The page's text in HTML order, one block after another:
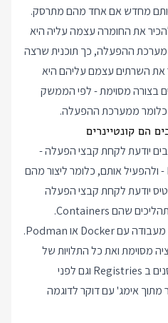
מחדש אם אחד מהם מתרסק.
את החומרה עצמה עליה היא
מערכת ההפעלה, כך תוכנית שרצה
את השרתים עצמם עליהם היא
בצורה מסוימת - לפי הממשק
כלומר ממערכת ההפעלה.
יודעת לקחת קבצי הפעלה -
לדוגמה ב Windows קבצי EXE - ולהפעיל אותם, כלומר ליצור מהם
יודעת לקחת קבצי הפעלה
אימג' הוא כל מה שאתם מכירים מעבודה עם Docker או Podman.
מסוימת ואת כל התלויות של
אותה אפליקציה. אימג'ים מאוחסנים ב Registries וגם לפני
מתוך אימג' עם דוקר לדוגמה